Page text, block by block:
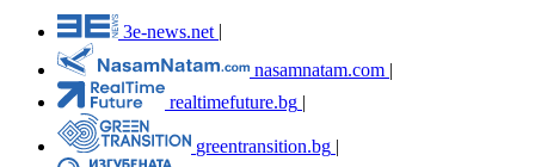
3e-news.net
nasamnatam.com |
realtimefuture.bg |
greentransition.bg |